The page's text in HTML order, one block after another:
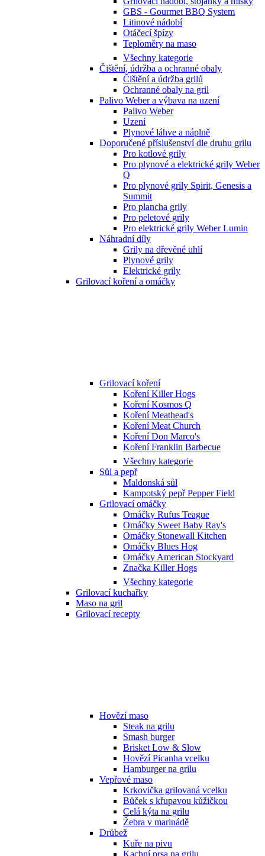
GBS - Gourmet BBQ System
Litinové nádobí
Otáčecí špízy
Teploměry na maso
Všechny kategorie
Čištění, údržba a ochranné obaly
Čištění a údržba grilů
Ochranné obaly na gril
Palivo Weber a výbava na uzení
Palivo Weber
Uzení
Plynové láhve a náplně
Doporučené příslušenství dle druhu grilu
Pro kotlové grily
Pro plynové a elektrické grily Weber
Q
Pro plynové grily Spirit, Genesis a
Summit
Pro plancha grily
Pro peletové grily
Pro elektrické grily Weber Lumin
Náhradní díly
Grily na dřevěné uhlí
Plynové grily
Elektrické grily
Grilovací koření a omáčky
Grilovací koření
Koření Killer Hogs
Koření Kosmos Q
Koření Meathead's
Koření Meat Church
Koření Don Marco's
Koření Franklin Barbecue
Všechny kategorie
Sůl a pepř
Maldonská sůl
Kampotský pepř Pepper Field
Grilovací omáčky
Omáčky Rufus Teague
Omáčky Sweet Baby Ray's
Omáčky Stonewall Kitchen
Omáčky Blues Hog
Omáčky American Stockyard
Značka Killer Hogs
Všechny kategorie
Grilovací kuchařky
Maso na gril
Grilovací recepty
Hovězí maso
Steak na grilu
Smash burger
Brisket Low & Slow
Hovězí Picanha vcelku
Hamburger na grilu
Vepřové maso
Krkovička grilovaná vcelku
Bůček s křupavou kůžičkou
Celá kýta na grilu
Žebra v marinádě
Drůbež
Kuře na pivu
Kachní prsa na grilu